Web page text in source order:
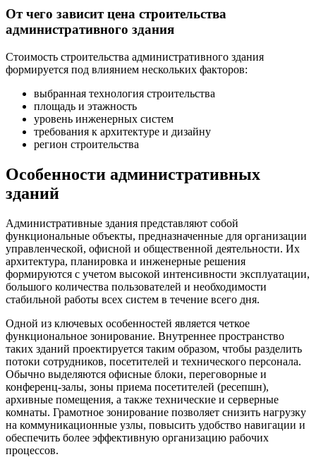
От чего зависит цена строительства
административного здания
Стоимость строительства административного здания
формируется под влиянием нескольких факторов:
выбранная технология строительства
площадь и этажность
уровень инженерных систем
требования к архитектуре и дизайну
регион строительства
Особенности административных
зданий
Административные здания представляют собой
функциональные объекты, предназначенные для организации
управленческой, офисной и общественной деятельности. Их
архитектура, планировка и инженерные решения
формируются с учетом высокой интенсивности эксплуатации,
большого количества пользователей и необходимости
стабильной работы всех систем в течение всего дня.
Одной из ключевых особенностей является четкое
функциональное зонирование. Внутреннее пространство
таких зданий проектируется таким образом, чтобы разделить
потоки сотрудников, посетителей и технического персонала.
Обычно выделяются офисные блоки, переговорные и
конференц-залы, зоны приема посетителей (ресепшн),
архивные помещения, а также технические и серверные
комнаты. Грамотное зонирование позволяет снизить нагрузку
на коммуникационные узлы, повысить удобство навигации и
обеспечить более эффективную организацию рабочих
процессов.